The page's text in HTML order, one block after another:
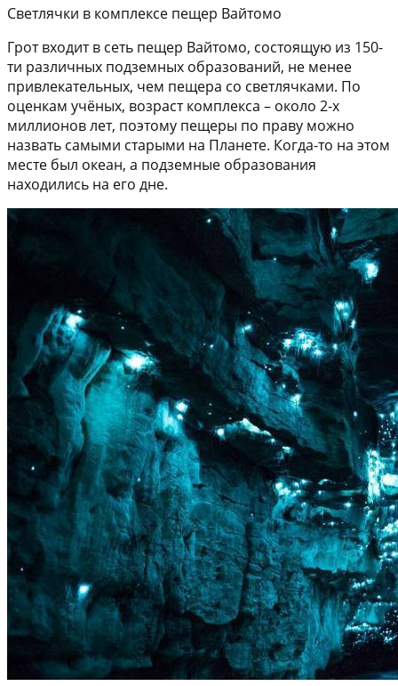
Светлячки в комплексе пещер Вайтомо
Грот входит в сеть пещер Вайтомо, состоящую из 150-
ти различных подземных образований, не менее
привлекательных, чем пещера со светлячками. По
оценкам учёных, возраст комплекса – около 2-х
миллионов лет, поэтому пещеры по праву можно
назвать самыми старыми на Планете. Когда-то на этом
месте был океан, а подземные образования
находились на его дне.